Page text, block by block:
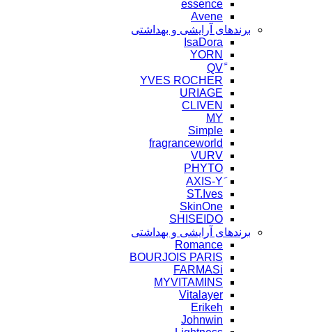
essence
Avene
برندهای آرایشی و بهداشتی
IsaDora
YORN
YVES ROCHER
URIAGE
CLIVEN
MY
Simple
fragranceworld
VURV
PHYTO
ST.Ives
SkinOne
SHISEIDO
برندهای آرایشی و بهداشتی
Romance
BOURJOIS PARIS
FARMASi
MYVITAMINS
Vitalayer
Erikeh
Johnwin